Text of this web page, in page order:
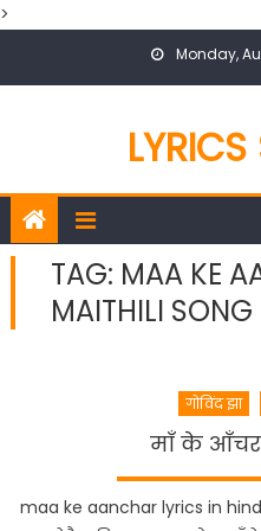
>
Monday,
TAG: MAA KE
MAITHILI SONG
गोविंद झा
माँ के आँचर
maa ke aanchar lyrics in